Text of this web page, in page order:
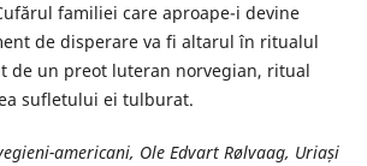
familiei care aproape-i devine
de disperare va fi altarul în ritualul
de un preot luteran norvegian, ritual
sufletului ei tulburat.
americani, Ole Edvart Rølvaag, Uriași